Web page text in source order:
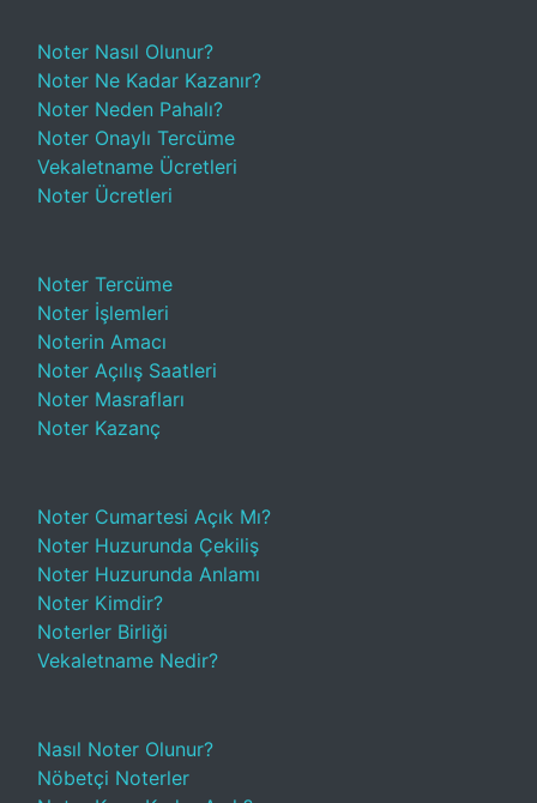
Noter Nasıl Olunur?
Noter Ne Kadar Kazanır?
Noter Neden Pahalı?
Noter Onaylı Tercüme
Vekaletname Ücretleri
Noter Ücretleri
Noter Tercüme
Noter İşlemleri
Noterin Amacı
Noter Açılış Saatleri
Noter Masrafları
Noter Kazanç
Noter Cumartesi Açık Mı?
Noter Huzurunda Çekiliş
Noter Huzurunda Anlamı
Noter Kimdir?
Noterler Birliği
Vekaletname Nedir?
Nasıl Noter Olunur?
Nöbetçi Noterler